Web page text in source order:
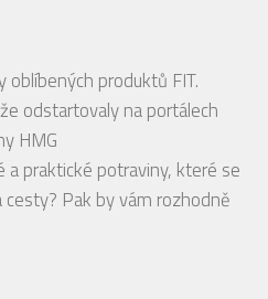
oblíbených produktů FIT.
odstartovaly na portálech
HMG
a praktické potraviny, které se
Pak by vám rozhodně